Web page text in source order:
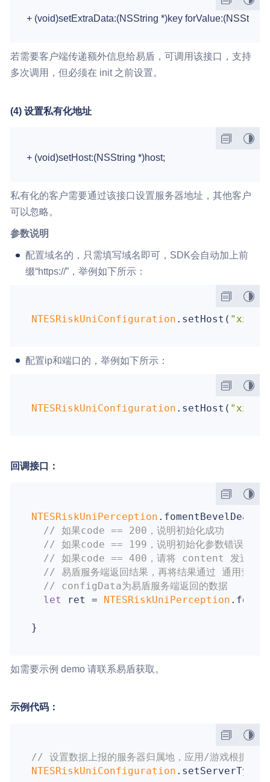
若需要客户端传递额外信息给易盾，可调用该接口，支持
多次调用，但必须在 init 之前设置。
(4) 设置私有化地址
私有化的客户需要通过该接口设置服务器地址，其他客户
可以忽略。
参数说明
配置域名的，只需填写域名即可，SDK会自动加上前
缀“https://”，举例如下所示：
NTESRiskUniConfiguration .setHost(
配置ip和端口的，举例如下所示：
NTESRiskUniConfiguration .setHost(
回调接口：
NTESRiskUniPerception
// 如果code == 200，说明初始化成功
// 如果code == 199，说明初始化参数错误，如
// 如果code == 400，请将 content 发送到
// 易盾服务端返回结果，再将结果通过 通用查
// configData为易盾服务端返回的数据
let
ret = NTESRiskUniPerception
如需要示例 demo 请联系易盾获取。
示例代码：
// 设置数据上报的服务器归属地，应用/游戏根据自身
NTESRiskUniConfiguration .setServerType(